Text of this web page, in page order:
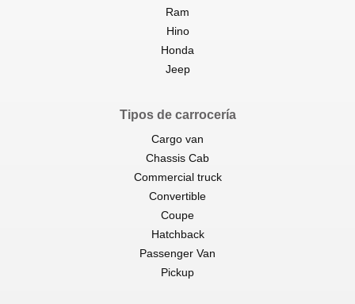
Ram
Hino
Honda
Jeep
Tipos de carrocería
Cargo van
Chassis Cab
Commercial truck
Convertible
Coupe
Hatchback
Passenger Van
Pickup